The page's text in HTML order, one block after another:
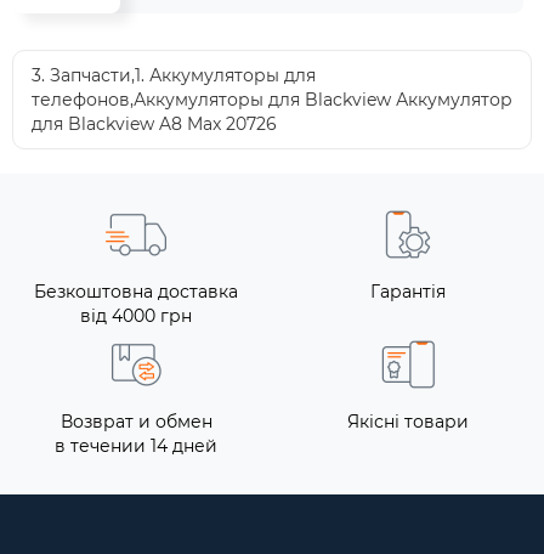
3. Запчасти,1. Аккумуляторы для
телефонов,Аккумуляторы для Blackview Аккумулятор
для Blackview A8 Max 20726
Безкоштовна доставка
від 4000 грн
Гарантія
Возврат и обмен
в течении 14 дней
Якісні товари